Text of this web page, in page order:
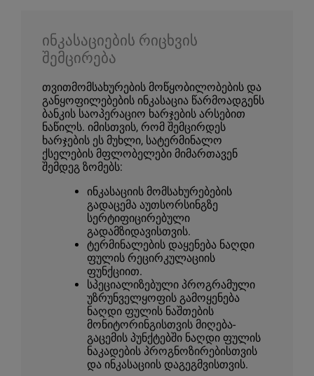
ინკასაციების რიცხვის
შემცირება
თვითმომსახურების მოწყობილობების და
განყოფილებების ინკასაცია წარმოადგენს
ბანკის საოპერაციო ხარჯების არსებით
ნაწილს. იმისთვის, რომ შემცირდეს
ხარჯების ეს მუხლი, სატერმინალო
ქსელების მფლობელები მიმართავენ
შემდეგ ზომებს:
ინკასაციის მომსახურებების
გადაცემა აუთსორსინგზე
სერტიფიცირებული
გადამზიდავისთვის.
ტერმინალების დაყენება ნაღდი
ფულის რეცირკულაციის
ფუნქციით.
სპეციალიზებული პროგრამული
უზრუნველყოფის გამოყენება
ნაღდი ფულის ნაშთების
მონიტორინგისთვის მიღება-
გაცემის პუნქტებში ნაღდი ფულის
ნაკადების პროგნოზირებისთვის
და ინკასაციის დაგეგმვისთვის.